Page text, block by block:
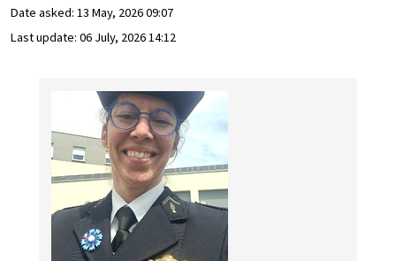
Date asked: 13 May, 2026 09:07
Last update: 06 July, 2026 14:12